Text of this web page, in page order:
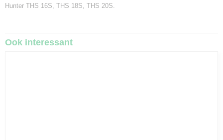
Hunter THS 16S, THS 18S, THS 20S.
Ook interessant